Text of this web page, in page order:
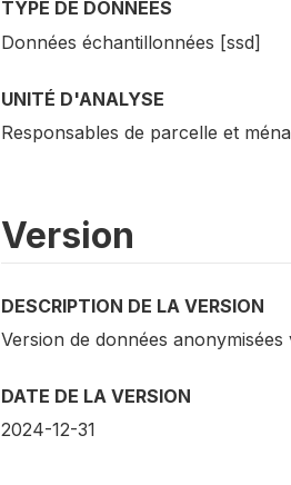
TYPE DE DONNÉES
Données échantillonnées [ssd]
UNITÉ D'ANALYSE
Responsables de parcelle et
Version
DESCRIPTION DE LA VERSION
Version de données anonymisées
DATE DE LA VERSION
2024-12-31